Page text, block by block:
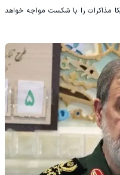
مذاکرات را با شکست مواجه خواهد